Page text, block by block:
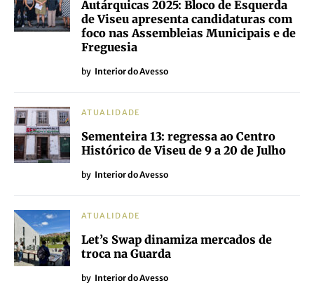
Autárquicas 2025: Bloco de Esquerda
de Viseu apresenta candidaturas com
foco nas Assembleias Municipais e de
Freguesia
by Interior do Avesso
ATUALIDADE
Sementeira 13: regressa ao Centro
Histórico de Viseu de 9 a 20 de Julho
by Interior do Avesso
ATUALIDADE
Let’s Swap dinamiza mercados de
troca na Guarda
by Interior do Avesso